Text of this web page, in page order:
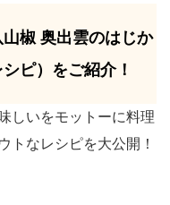
椒 奥出雲のはじか
ピ）をご紹介！
しいをモットーに料理
トなレシピを大公開！